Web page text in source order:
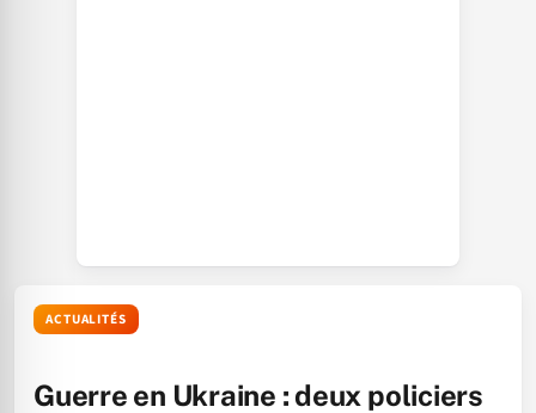
ACTUALITÉS
Guerre en Ukraine : deux policiers